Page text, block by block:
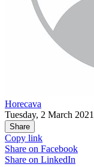
Horecava
Tuesday, 2 March 2021
Share
Copy link
Share on Facebook
Share on LinkedIn